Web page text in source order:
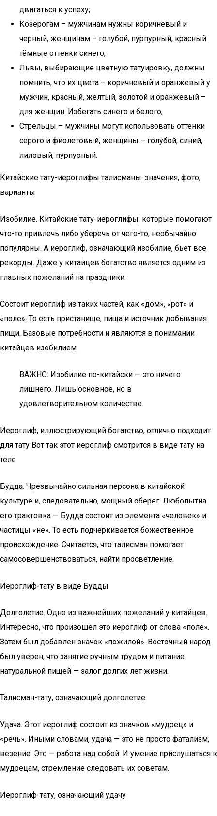
двигаться к успеху;
Козерогам – мужчинам нужны коричневый и
черный, женщинам – голубой, пурпурный, красный
тёмные оттенки синего;
Львы, выбирающие цветную татуировку, должны
помнить, что их цвета – коричневый и оранжевый у
мужчин, красный, желтый, золотой и оранжевый –
для женщин. Избегать синего и белого;
Стрельцы – мужчины могут использовать оттенки
серого и фиолетовый, женщины – голубой, синий,
лиловый, пурпурный.
Китайские тату-иероглифы талисманы: значения, фото,
варианты
Изобилие. Китайские тату-иероглифы, которые помогают
что-то привлечь либо уберечь от чего-то, необычайно
популярны. А иероглиф, означающий изобилие, бьет все
рекорды. Даже у китайцев богатство является одним из
главных пожеланий на праздники.
Состоит иероглиф из таких частей, как «дом», «рот» и
«поле». То есть пристанище, пища и источник добывания
пищи. Базовые потребности и являются в понимании
китайцев изобилием.
ВАЖНО: Изобилие по-китайски — это ничего
лишнего. Лишь основное, но в
удовлетворительном количестве.
Иероглиф, иллюстрирующий богатство, отлично подходит
для тату Вот так этот иероглиф смотрится в виде тату на
теле
Будда. Чрезвычайно сильная персона в китайской
культуре и, следовательно, мощный оберег. Любопытна
его трактовка — Будда состоит из элемента «человек» и
частицы «не». То есть подчеркивается божественное
происхождение. Считается, что талисман помогает
самосовершенствоваться, найти просветление.
Иероглиф-тату в виде Будды
Долголетие. Одно из важнейших пожеланий у китайцев.
Интересно, что произошел это иероглиф от слова «поле».
Затем был добавлен значок «пожилой». Восточный народ
был уверен, что занятие ручным трудом и питание
натуральной пищей — залог долгих лет жизни.
Талисман-тату, означающий долголетие
Удача. Этот иероглиф состоит из значков «мудрец» и
«речь». Иными словами, удача — это не просто фатализм,
везение. Это — работа над собой. И умение прислушаться к
мудрецам, стремление следовать их советам.
Иероглиф-тату, означающий удачу